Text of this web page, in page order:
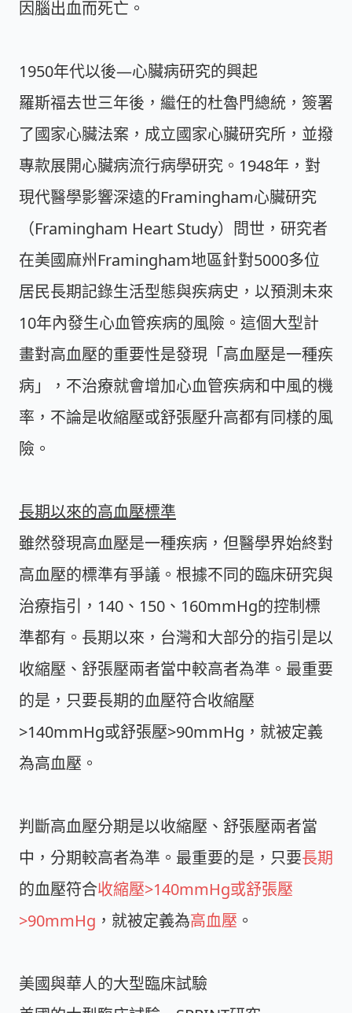
因腦出血而死亡。
1950年代以後—心臟病研究的興起
羅斯福去世三年後，繼任的杜魯門總統，簽署
了國家心臟法案，成立國家心臟研究所，並撥
專款展開心臟病流行病學研究。1948年，對
現代醫學影響深遠的Framingham心臟研究
（Framingham Heart Study）問世，研究者
在美國麻州Framingham地區針對5000多位
居民長期記錄生活型態與疾病史，以預測未來
10年內發生心血管疾病的風險。這個大型計
畫對高血壓的重要性是發現「高血壓是一種疾
病」，不治療就會增加心血管疾病和中風的機
率，不論是收縮壓或舒張壓升高都有同樣的風
險。
長期以來的高血壓標準
雖然發現高血壓是一種疾病，但醫學界始終對
高血壓的標準有爭議。根據不同的臨床研究與
治療指引，140、150、160mmHg的控制標
準都有。長期以來，台灣和大部分的指引是以
收縮壓、舒張壓兩者當中較高者為準。最重要
的是，只要長期的血壓符合收縮壓
>140mmHg或舒張壓>90mmHg，就被定義
為高血壓。
判斷高血壓分期是以收縮壓、舒張壓兩者當
中，分期較高者為準。最重要的是，只要長期
的血壓符合收縮壓>140mmHg或舒張壓
>90mmHg ，就被定義為高血壓 。
美國與華人的大型臨床試驗